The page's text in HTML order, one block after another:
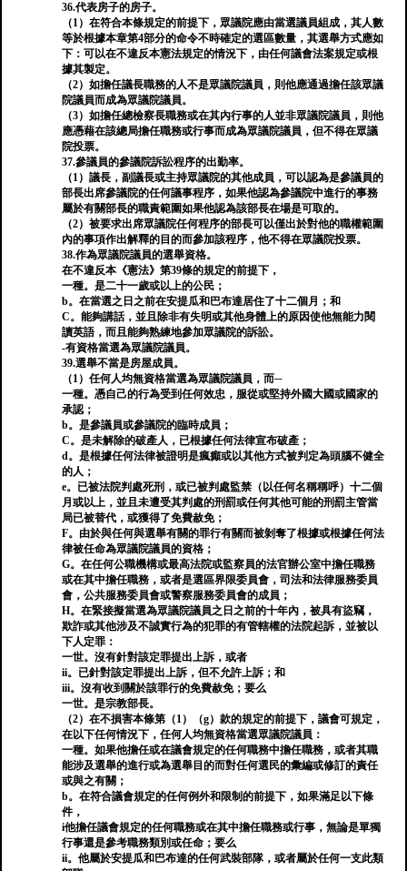
36.代表房子的房子。
（1）在符合本條規定的前提下，眾議院應由當選議員組成，其人數
等於根據本章第4部分的命令不時確定的選區數量，其選舉方式應如
下：可以在不違反本憲法規定的情況下，由任何議會法案規定或根
據其製定。
（2）如擔任議長職務的人不是眾議院議員，則他應通過擔任該眾議
院議員而成為眾議院議員。
（3）如擔任總檢察長職務或在其內行事的人並非眾議院議員，則他
應憑藉在該總局擔任職務或行事而成為眾議院議員，但不得在眾議
院投票。
37.參議員的參議院訴訟程序的出勤率。
（1）議長，副議長或主持眾議院的其他成員，可以認為是參議員的
部長出席參議院的任何議事程序，如果他認為參議院中進行的事務
屬於有關部長的職責範圍如果他認為該部長在場是可取的。
（2）被要求出席眾議院任何程序的部長可以僅出於對他的職權範圍
內的事項作出解釋的目的而參加該程序，他不得在眾議院投票。
38.作為眾議院議員的選舉資格。
在不違反本《憲法》第39條的規定的前提下，
一種。是二十一歲或以上的公民；
b。在當選之日之前在安提瓜和巴布達居住了十二個月；和
C。能夠講話，並且除非有失明或其他身體上的原因使他無能力閱
讀英語，而且能夠熟練地參加眾議院的訴訟。
-有資格當選為眾議院議員。
39.選舉不當是房屋成員。
（1）任何人均無資格當選為眾議院議員，而─
一種。憑自己的行為受到任何效忠，服從或堅持外國大國或國家的
承認；
b。是參議員或參議院的臨時成員；
C。是未解除的破產人，已根據任何法律宣布破產；
d。是根據任何法律被證明是瘋癲或以其他方式被判定為頭腦不健全
的人；
e。已被法院判處死刑，或已被判處監禁（以任何名稱稱呼）十二個
月或以上，並且未遭受其判處的刑罰或任何其他可能的刑罰主管當
局已被替代，或獲得了免費赦免；
F。由於與任何與選舉有關的罪行有關而被剝奪了根據或根據任何法
律被任命為眾議院議員的資格；
G。在任何公職機構或最高法院或監察員的法官辦公室中擔任職務
或在其中擔任職務，或者是選區界限委員會，司法和法律服務委員
會，公共服務委員會或警察服務委員會的成員；
H。在緊接擬當選為眾議院議員之日之前的十年內，被具有盜竊，
欺詐或其他涉及不誠實行為的犯罪的有管轄權的法院起訴，並被以
下人定罪：
一世。沒有針對該定罪提出上訴，或者
ii。已針對該定罪提出上訴，但不允許上訴；和
iii。沒有收到關於該罪行的免費赦免；要么
一世。是宗教部長。
（2）在不損害本條第（1）（g）款的規定的前提下，議會可規定，
在以下任何情況下，任何人均無資格當選眾議院議員：
一種。如果他擔任或在議會規定的任何職務中擔任職務，或者其職
能涉及選舉的進行或為選舉目的而對任何選民的彙編或修訂的責任
或與之有關；
b。在符合議會規定的任何例外和限制的前提下，如果滿足以下條
件，
i他擔任議會規定的任何職務或在其中擔任職務或行事，無論是單獨
行事還是參考職務類別或任命；要么
ii。他屬於安提瓜和巴布達的任何武裝部隊，或者屬於任何一支此類